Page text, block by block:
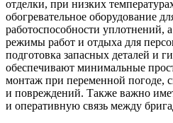
отделки, при низких
обогревательное оборудование
работоспособности уплотнений,
режимы работ и отдыха для
подготовка запасных деталей и
обеспечивают минимальные
монтаж при переменной погоде,
и повреждений. Также важно
и оперативную связь между